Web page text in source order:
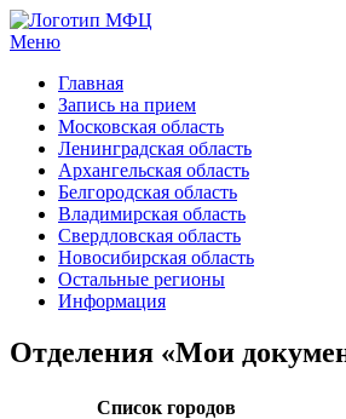
Меню
Главная
Запись на прием
Московская область
Ленинградская область
Архангельская область
Белгородская область
Владимирская область
Свердловская область
Новосибирская область
Остальные регионы
Информация
Отделения «Мои
Список городов